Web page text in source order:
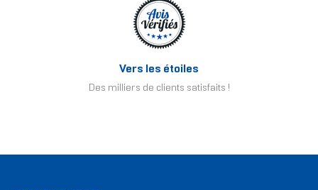
Vers les étoiles
Des milliers de clients satisfaits !